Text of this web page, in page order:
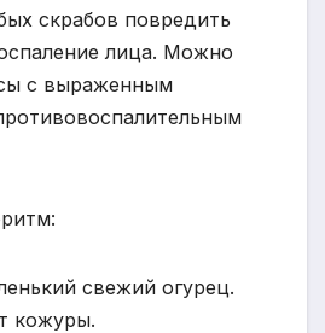
скрабов повредить
лица. Можно
с выраженным
свежий огурец.
кожуры.